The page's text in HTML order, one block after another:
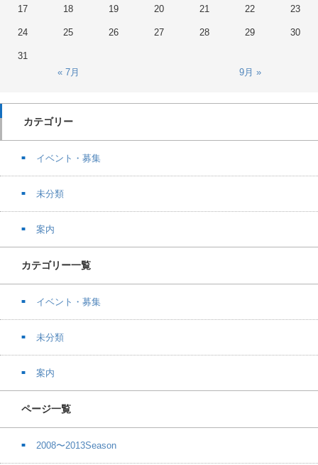
17 18 19 20 21 22 23
24 25 26 27 28 29 30
31
« 7月
9月 »
カテゴリー
イベント・募集
未分類
案内
カテゴリー一覧
イベント・募集
未分類
案内
ページ一覧
2008〜2013Season